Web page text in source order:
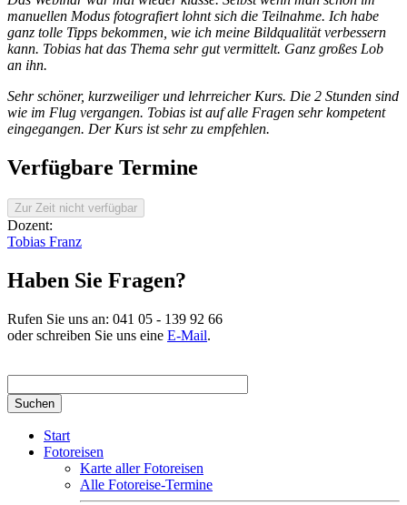
manuellen Modus fotografiert lohnt sich die Teilnahme. Ich habe
ganz tolle Tipps bekommen, wie ich meine Bildqualität verbessern
kann. Tobias hat das Thema sehr gut vermittelt. Ganz großes Lob
an ihn.
Sehr schöner, kurzweiliger und lehrreicher Kurs. Die 2 Stunden sind
wie im Flug vergangen. Tobias ist auf alle Fragen sehr kompetent
eingegangen. Der Kurs ist sehr zu empfehlen.
Verfügbare Termine
Dozent:
Tobias Franz
Haben Sie Fragen?
Rufen Sie uns an: 041 05 - 139 92 66
oder schreiben Sie uns eine E-Mail.
Start
Fotoreisen
Karte aller Fotoreisen
Alle Fotoreise-Termine